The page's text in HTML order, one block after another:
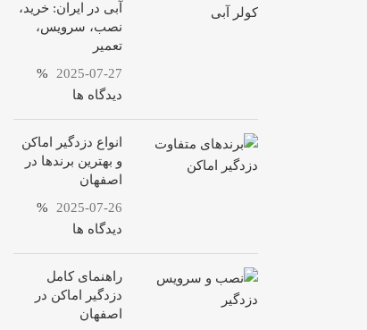
آبی در ایران: خرید،
نصب، سرویس،
تعمیر
2025-07-27
%
دیدگاه ها
انواع دزدگیر اماکن
و بهترین برندها در
اصفهان
2025-07-26
%
دیدگاه ها
راهنمای کامل
دزدگیر اماکن در
اصفهان